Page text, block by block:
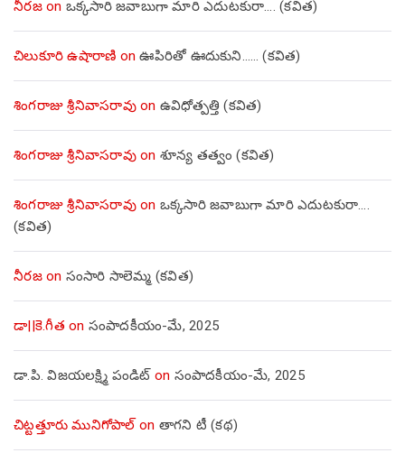
నీరజon ఒక్కసారి జవాబుగా మారి ఎదుటకురా…. (కవిత)
చిలుకూరి ఉషారాణి onఊపిరితో ఊదుకుని…… (కవిత)
శింగరాజు శ్రీనివాసరావుon ఉవిధోత్పత్తి (కవిత)
శింగరాజు శ్రీనివాసరావుon శూన్య తత్వం (కవిత)
శింగరాజు శ్రీనివాసరావుon ఒక్కసారి జవాబుగా మారి ఎదుటకురా….
(కవిత)
నీరజon సంసారి సాలెమ్మ (కవిత)
డా||కె.గీత on సంపాదకీయం-మే, 2025
డా.పి. విజయలక్ష్మి పండిట్ on సంపాదకీయం-మే, 2025
చిట్టత్తూరు మునిగోపాల్on తాగని టీ (కథ)